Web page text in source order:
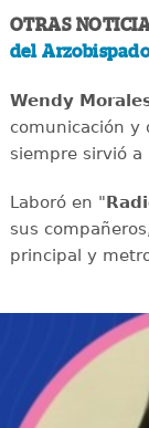
OTRAS
del
Wendy
comunicación y
siempre sirvió a
Laboró en "
sus
principal y